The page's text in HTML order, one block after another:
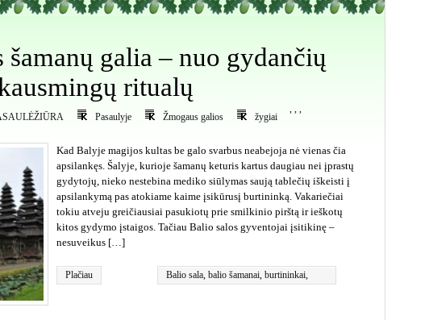
šamanų galia – nuo gydančių
ritualų
,
Pasaulyje
,
Žmogaus galios
,
žygiai
Kad Balyje magijos kultas be galo svarbus neabejoja nė vienas čia
apsilankęs. Šalyje, kurioje šamanų keturis kartus daugiau nei įprastų
gydytojų, nieko nestebina mediko siūlymas saują tablečių iškeisti į
apsilankymą pas atokiame kaime įsikūrusį burtininką. Vakariečiai
tokiu atveju greičiausiai pasukiotų prie smilkinio pirštą ir ieškotų
kitos gydymo įstaigos. Tačiau Balio salos gyventojai įsitikinę –
nesuveikus […]
Plačiau Balio sala, balio šamanai, burtininkai,